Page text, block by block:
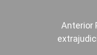
Anterior